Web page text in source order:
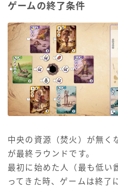
ゲームの終了条件
中央の資源（焚火）が無く
が最終ラウンドです。
最初に始めた人（最も低い
ってきた時、ゲームは終了